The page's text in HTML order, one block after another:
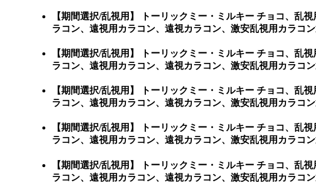
【期間選択/乱視用】 トーリックミー・ミルキー チョコ、乱
ラコン、遠視用カラコン、遠視カラコン、激安乱視用カラコ
【期間選択/乱視用】 トーリックミー・ミルキー チョコ、乱
ラコン、遠視用カラコン、遠視カラコン、激安乱視用カラコ
【期間選択/乱視用】 トーリックミー・ミルキー チョコ、乱
ラコン、遠視用カラコン、遠視カラコン、激安乱視用カラコ
【期間選択/乱視用】 トーリックミー・ミルキー チョコ、乱
ラコン、遠視用カラコン、遠視カラコン、激安乱視用カラコ
【期間選択/乱視用】 トーリックミー・ミルキー チョコ、乱
ラコン、遠視用カラコン、遠視カラコン、激安乱視用カラコ